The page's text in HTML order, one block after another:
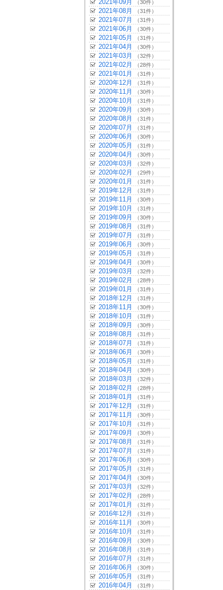
2021年09月 （30件）
2021年08月 （31件）
2021年07月 （31件）
2021年06月 （30件）
2021年05月 （31件）
2021年04月 （30件）
2021年03月 （32件）
2021年02月 （28件）
2021年01月 （31件）
2020年12月 （31件）
2020年11月 （30件）
2020年10月 （31件）
2020年09月 （30件）
2020年08月 （31件）
2020年07月 （31件）
2020年06月 （30件）
2020年05月 （31件）
2020年04月 （30件）
2020年03月 （32件）
2020年02月 （29件）
2020年01月 （31件）
2019年12月 （31件）
2019年11月 （30件）
2019年10月 （31件）
2019年09月 （30件）
2019年08月 （31件）
2019年07月 （31件）
2019年06月 （30件）
2019年05月 （31件）
2019年04月 （30件）
2019年03月 （32件）
2019年02月 （28件）
2019年01月 （31件）
2018年12月 （31件）
2018年11月 （30件）
2018年10月 （31件）
2018年09月 （30件）
2018年08月 （31件）
2018年07月 （31件）
2018年06月 （30件）
2018年05月 （31件）
2018年04月 （30件）
2018年03月 （32件）
2018年02月 （28件）
2018年01月 （31件）
2017年12月 （31件）
2017年11月 （30件）
2017年10月 （31件）
2017年09月 （30件）
2017年08月 （31件）
2017年07月 （31件）
2017年06月 （30件）
2017年05月 （31件）
2017年04月 （30件）
2017年03月 （32件）
2017年02月 （28件）
2017年01月 （31件）
2016年12月 （31件）
2016年11月 （30件）
2016年10月 （31件）
2016年09月 （30件）
2016年08月 （31件）
2016年07月 （31件）
2016年06月 （30件）
2016年05月 （31件）
2016年04月 （31件）